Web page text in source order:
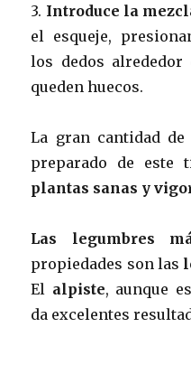
3. Introduce la
el esqueje,
los dedos
queden huecos.
La gran cantidad
preparado de este
plantas sanas y
Las legumbres
propiedades son las
El alpiste, aunque
da excelentes